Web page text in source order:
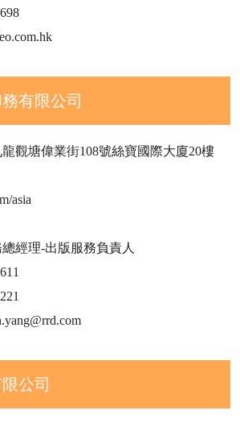
有限公司
觀塘偉業街108號絲寶國際大廈20樓
asia
經理-出版服務負責人
公司